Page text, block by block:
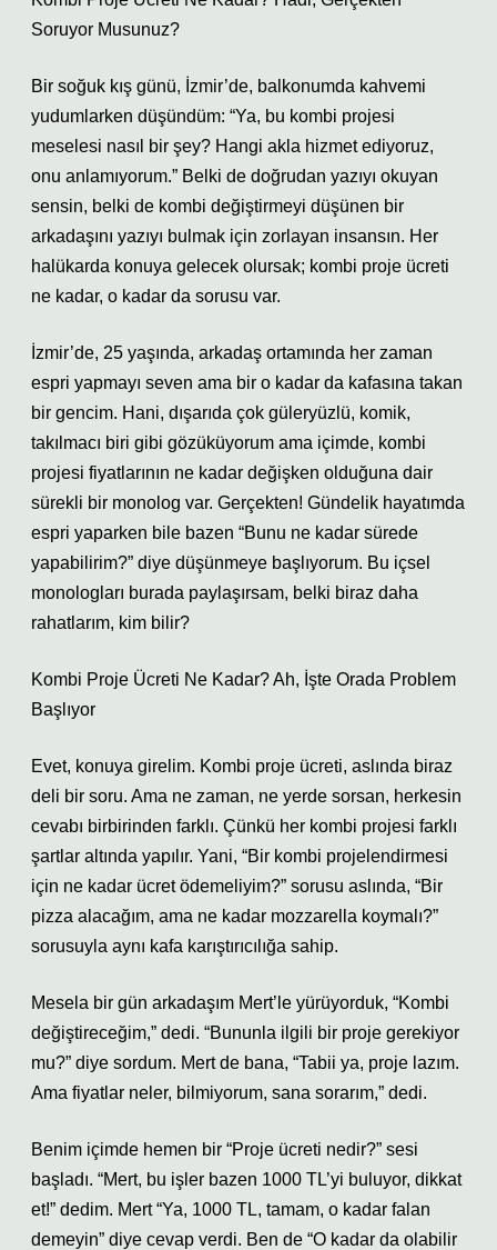
Soruyor Musunuz?
Bir soğuk kış günü, İzmir’de, balkonumda kahvemi
yudumlarken düşündüm: “Ya, bu kombi projesi
meselesi nasıl bir şey? Hangi akla hizmet ediyoruz,
onu anlamıyorum.” Belki de doğrudan yazıyı okuyan
sensin, belki de kombi değiştirmeyi düşünen bir
arkadaşını yazıyı bulmak için zorlayan insansın. Her
halükarda konuya gelecek olursak; kombi proje ücreti
ne kadar, o kadar da sorusu var.
İzmir’de, 25 yaşında, arkadaş ortamında her zaman
espri yapmayı seven ama bir o kadar da kafasına takan
bir gencim. Hani, dışarıda çok güleryüzlü, komik,
takılmacı biri gibi gözüküyorum ama içimde, kombi
projesi fiyatlarının ne kadar değişken olduğuna dair
sürekli bir monolog var. Gerçekten! Gündelik hayatımda
espri yaparken bile bazen “Bunu ne kadar sürede
yapabilirim?” diye düşünmeye başlıyorum. Bu içsel
monologları burada paylaşırsam, belki biraz daha
rahatlarım, kim bilir?
Kombi Proje Ücreti Ne Kadar? Ah, İşte Orada Problem
Başlıyor
Evet, konuya girelim. Kombi proje ücreti, aslında biraz
deli bir soru. Ama ne zaman, ne yerde sorsan, herkesin
cevabı birbirinden farklı. Çünkü her kombi projesi farklı
şartlar altında yapılır. Yani, “Bir kombi projelendirmesi
için ne kadar ücret ödemeliyim?” sorusu aslında, “Bir
pizza alacağım, ama ne kadar mozzarella koymalı?”
sorusuyla aynı kafa karıştırıcılığa sahip.
Mesela bir gün arkadaşım Mert’le yürüyorduk, “Kombi
değiştireceğim,” dedi. “Bununla ilgili bir proje gerekiyor
mu?” diye sordum. Mert de bana, “Tabii ya, proje lazım.
Ama fiyatlar neler, bilmiyorum, sana sorarım,” dedi.
Benim içimde hemen bir “Proje ücreti nedir?” sesi
başladı. “Mert, bu işler bazen 1000 TL’yi buluyor, dikkat
et!” dedim. Mert “Ya, 1000 TL, tamam, o kadar falan
demeyin” diye cevap verdi. Ben de “O kadar da olabilir